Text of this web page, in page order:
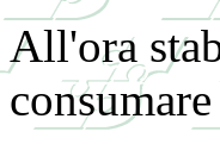
All'ora